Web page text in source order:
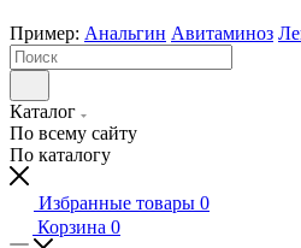
Пример: Анальгин Авитаминоз
Каталог
По всему сайту
По каталогу
Избранные товары 0
Корзина 0